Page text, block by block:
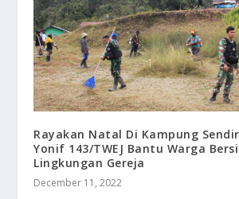
Rayakan Natal Di Kampung
Yonif 143/TWEJ Bantu Warga
Lingkungan Gereja
December 11, 2022